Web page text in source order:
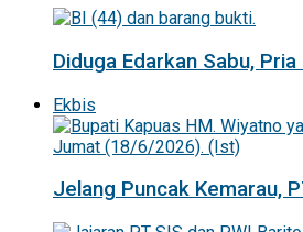
Diduga Edarkan Sabu,
Ekbis
Jelang Puncak Kemarau,